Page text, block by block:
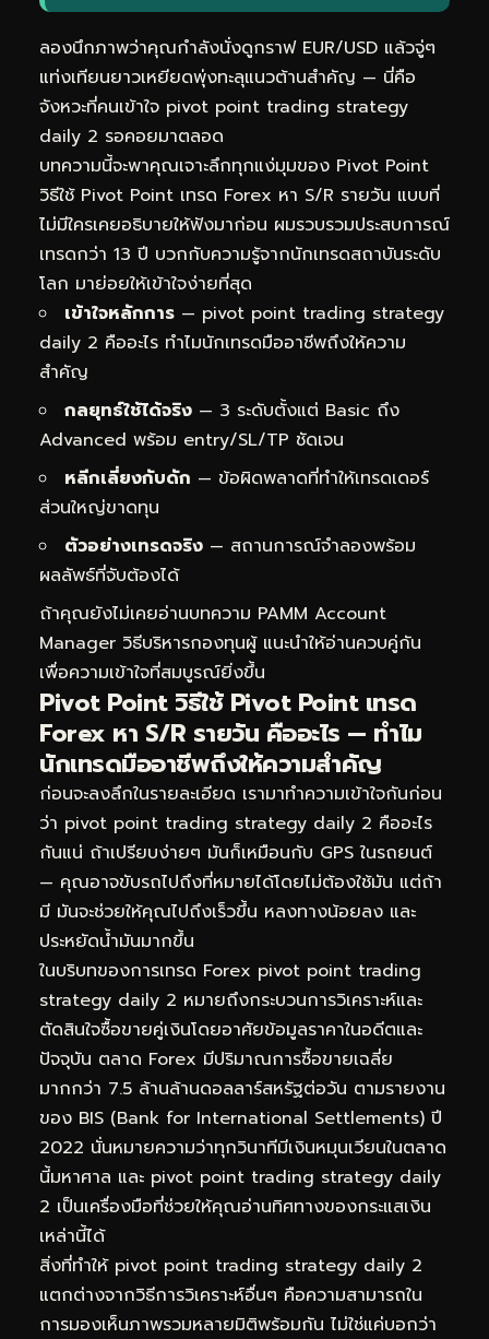
ลองนึกภาพว่าคุณกำลังนั่งดูกราฟ EUR/USD แล้วจู่ๆ
แท่งเทียนยาวเหยียดพุ่งทะลุแนวต้านสำคัญ — นี่คือ
จังหวะที่คนเข้าใจ pivot point trading strategy
daily 2 รอคอยมาตลอด
บทความนี้จะพาคุณเจาะลึกทุกแง่มุมของ Pivot Point
วิธีใช้ Pivot Point เทรด Forex หา S/R รายวัน แบบที่
ไม่มีใครเคยอธิบายให้ฟังมาก่อน ผมรวบรวมประสบการณ์
เทรดกว่า 13 ปี บวกกับความรู้จากนักเทรดสถาบันระดับ
โลก มาย่อยให้เข้าใจง่ายที่สุด
เข้าใจหลักการ — pivot point trading strategy
daily 2 คืออะไร ทำไมนักเทรดมืออาชีพถึงให้ความ
สำคัญ
กลยุทธ์ใช้ได้จริง — 3 ระดับตั้งแต่ Basic ถึง
Advanced พร้อม entry/SL/TP ชัดเจน
หลีกเลี่ยงกับดัก — ข้อผิดพลาดที่ทำให้เทรดเดอร์
ส่วนใหญ่ขาดทุน
ตัวอย่างเทรดจริง — สถานการณ์จำลองพร้อม
ผลลัพธ์ที่จับต้องได้
ถ้าคุณยังไม่เคยอ่านบทความ PAMM Account
Manager วิธีบริหารกองทุนผู้แนะนำให้อ่านควบคู่กัน
เพื่อความเข้าใจที่สมบูรณ์ยิ่งขึ้น
Pivot Point วิธีใช้ Pivot Point เทรด
Forex หา S/R รายวัน คืออะไร — ทำไม
นักเทรดมืออาชีพถึงให้ความสำคัญ
ก่อนจะลงลึกในรายละเอียด เรามาทำความเข้าใจกันก่อน
ว่า pivot point trading strategy daily 2 คืออะไร
กันแน่ ถ้าเปรียบง่ายๆ มันก็เหมือนกับ GPS ในรถยนต์
— คุณอาจขับรถไปถึงที่หมายได้โดยไม่ต้องใช้มัน แต่ถ้า
มี มันจะช่วยให้คุณไปถึงเร็วขึ้น หลงทางน้อยลง และ
ประหยัดน้ำมันมากขึ้น
ในบริบทของการเทรด Forex pivot point trading
strategy daily 2 หมายถึงกระบวนการวิเคราะห์และ
ตัดสินใจซื้อขายคู่เงินโดยอาศัยข้อมูลราคาในอดีตและ
ปัจจุบัน ตลาด Forex มีปริมาณการซื้อขายเฉลี่ย
มากกว่า 7.5 ล้านล้านดอลลาร์สหรัฐต่อวัน ตามรายงาน
ของ BIS (Bank for International Settlements) ปี
2022 นั่นหมายความว่าทุกวินาทีมีเงินหมุนเวียนในตลาด
นี้มหาศาล และ pivot point trading strategy daily
2 เป็นเครื่องมือที่ช่วยให้คุณอ่านทิศทางของกระแสเงิน
เหล่านี้ได้
สิ่งที่ทำให้ pivot point trading strategy daily 2
แตกต่างจากวิธีการวิเคราะห์อื่นๆ คือความสามารถใน
การมองเห็นภาพรวมหลายมิติพร้อมกัน ไม่ใช่แค่บอกว่า